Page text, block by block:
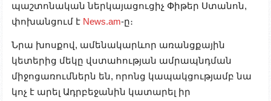
պաշտոնական ներկայացուցիչ Փիթեր Ստանոն,
փոխանցում է News.am-ը։
Նրա խոսքով, ամենակարևոր առանցքային
կետերից մեկը վստահության ամրապնդման
միջոցառումներն են, որոնց կապակցությամբ նա
կոչ է արել Ադրբեջանին կատարել իր